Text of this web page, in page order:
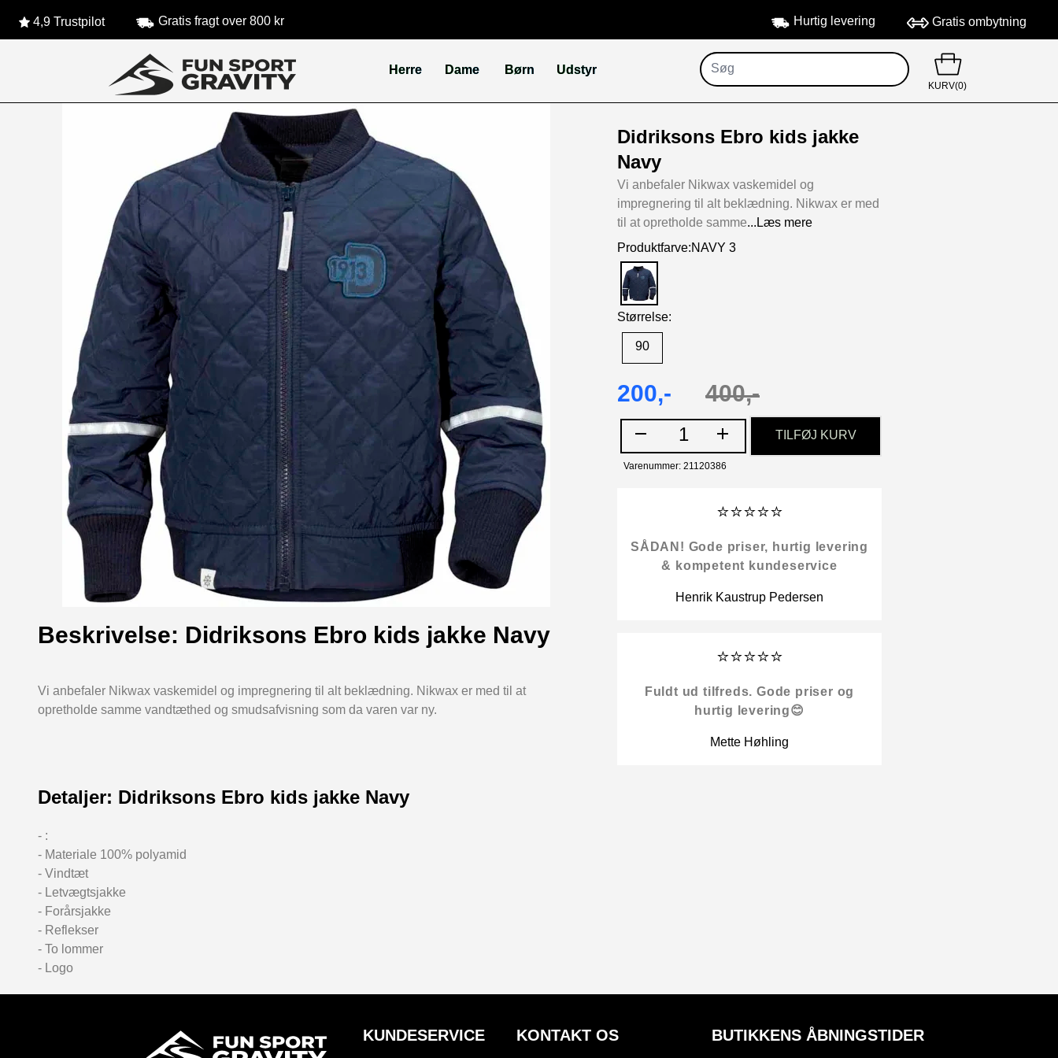
4,9 Trustpilot Gratis fragt over 800 kr Hurtig levering Gratis ombytning
Herre Dame Børn Udstyr
KURV(0)
Didriksons Ebro kids jakke
Navy
Vi anbefaler Nikwax vaskemidel og
impregnering til alt beklædning. Nikwax er med
til at opretholde samme...Læs mere
Produktfarve:NAVY 3
Størrelse:
90
200,- 400,-
1 TILFØJ KURV
Varenummer: 21120386
⭐⭐⭐⭐⭐
SÅDAN! Gode priser, hurtig levering
& kompetent kundeservice
Henrik Kaustrup Pedersen
⭐⭐⭐⭐⭐
Fuldt ud tilfreds. Gode priser og
hurtig levering😊
Mette Høhling
Beskrivelse: Didriksons Ebro kids jakke Navy
Vi anbefaler Nikwax vaskemidel og impregnering til alt beklædning. Nikwax er med til at
opretholde samme vandtæthed og smudsafvisning som da varen var ny.
Detaljer: Didriksons Ebro kids jakke Navy
- :
- Materiale 100% polyamid
- Vindtæt
- Letvægtsjakke
- Forårsjakke
- Reflekser
- To lommer
- Logo
KUNDESERVICE KONTAKT OS BUTIKKENS ÅBNINGSTIDER